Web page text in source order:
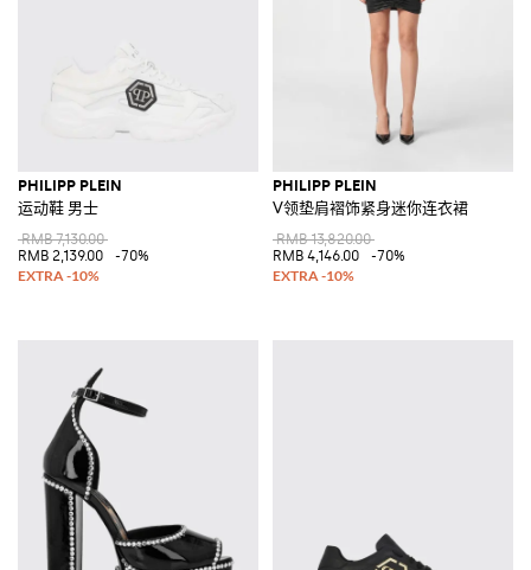
PHILIPP PLEIN
运动鞋 男士
RMB 7,130.00
RMB 2,139.00
-70%
PHILIPP PLEIN
V领垫肩褶饰紧身迷你连衣裙
RMB 13,820.00
RMB 4,146.00
-70%